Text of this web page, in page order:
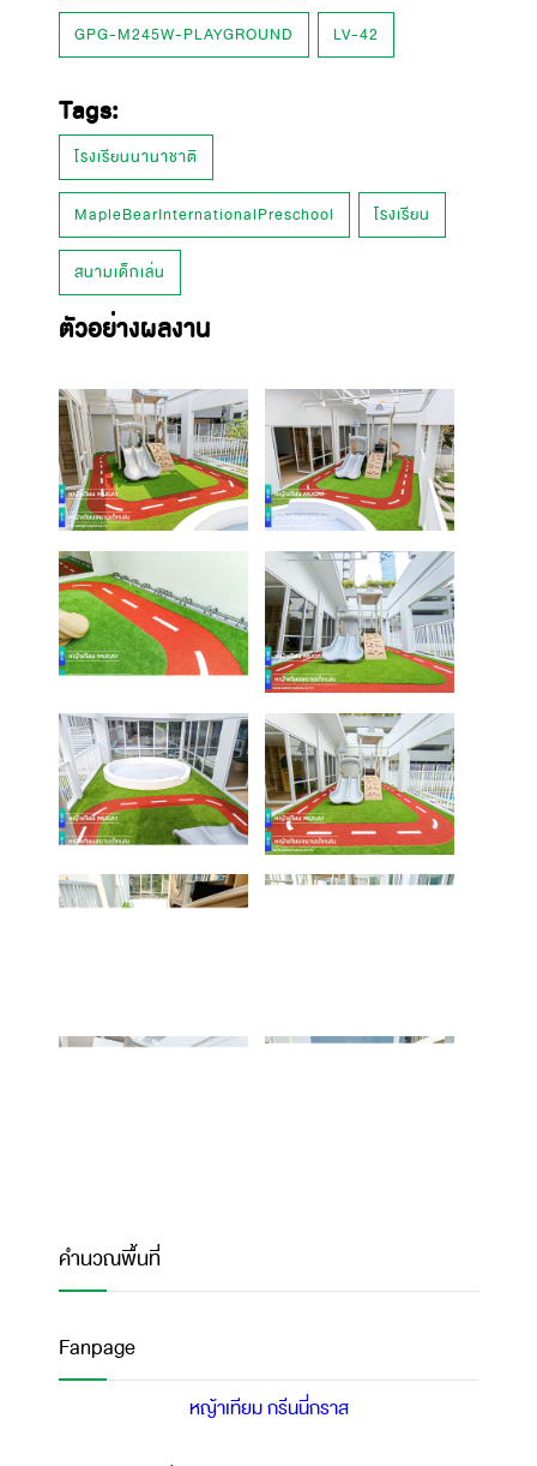
GPG-M245W-PLAYGROUND LV-42
Tags:
โรงเรียนนานาชาติ
MapleBearInternationalPreschool โรงเรียน
สนามเด็กเล่น
ตัวอย่างผลงาน
คำนวณพื้นที่
Fanpage
หญ้าเทียม กรีนนี่กราส